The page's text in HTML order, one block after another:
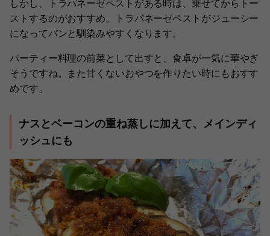
しかし、トラパネーゼペストがある時は、乗せてからトー
ストするのがおすすめ。トラパネーゼペストがジューシー
になってパンと馴染みやすくなります。
パーティー料理の前菜として出すと、食卓が一気に華やぎ
そうですね。また甘くないおやつを作りたい時にもおすす
めです。
ナスとベーコンの重ね蒸しに加えて、メインディ
ッシュにも